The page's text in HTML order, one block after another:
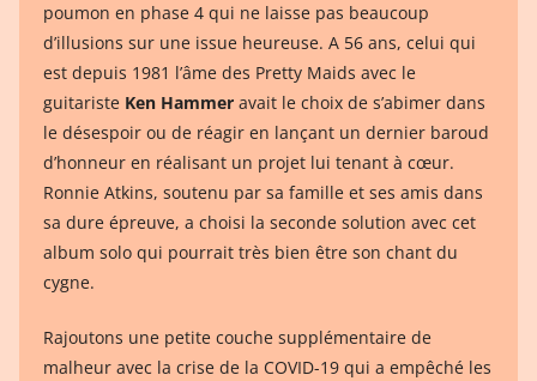
poumon en phase 4 qui ne laisse pas beaucoup
d’illusions sur une issue heureuse. A 56 ans, celui qui
est depuis 1981 l’âme des Pretty Maids avec le
guitariste Ken Hammer avait le choix de s’abimer dans
le désespoir ou de réagir en lançant un dernier baroud
d’honneur en réalisant un projet lui tenant à cœur.
Ronnie Atkins, soutenu par sa famille et ses amis dans
sa dure épreuve, a choisi la seconde solution avec cet
album solo qui pourrait très bien être son chant du
cygne.
Rajoutons une petite couche supplémentaire de
malheur avec la crise de la COVID-19 qui a empêché les